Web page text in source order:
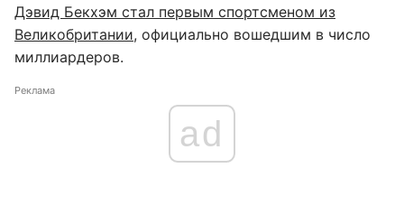
Дэвид Бекхэм стал первым спортсменом из
Великобритании, официально вошедшим в число
миллиардеров.
Реклама
ad